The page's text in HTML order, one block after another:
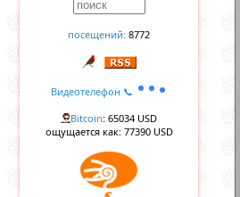
посещений: 8772
Видеотелефон 📞
Bitcoin: 65034 USD
ощущается как: 77390 USD